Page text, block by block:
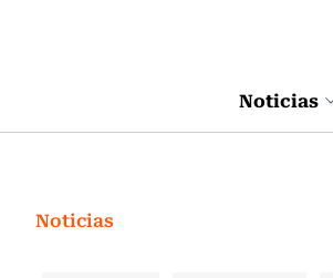
Noticias
Noticias